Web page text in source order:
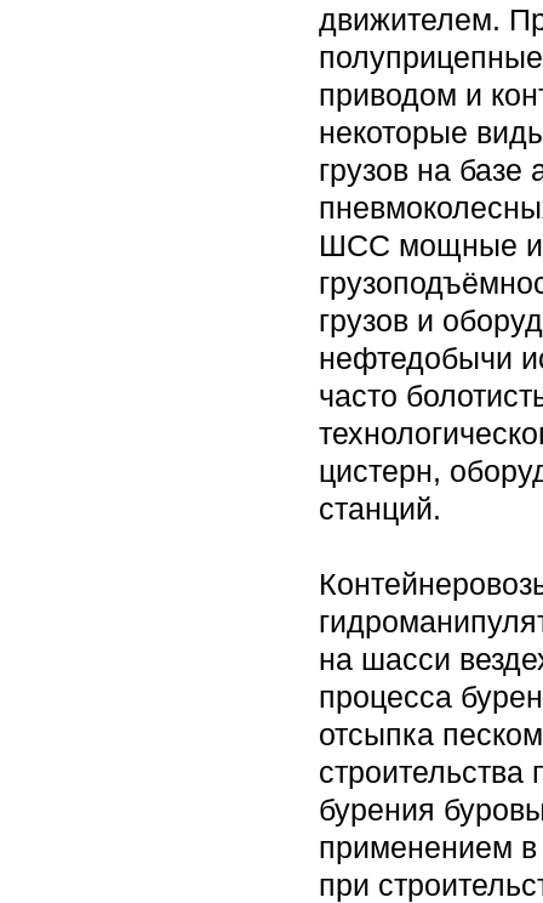
движителем.
приводом и
некоторые
грузов на базе
ШСС мощные и
грузов и
нефтедобычи
часто
цистерн,
станций.
на шасси
процесса
отсыпка
бурения
применением в
при